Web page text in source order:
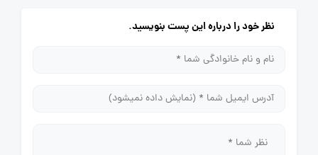
نظر خود را درباره این پست بنویسید.